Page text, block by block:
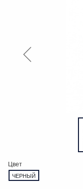
Цвет
ЧЕРНЫЙ